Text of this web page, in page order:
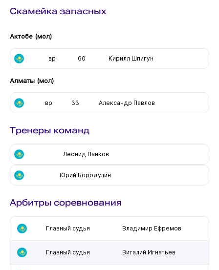
Скамейка запасных
Актобе (мол)
вр 60 Кирилл Шпигун
Алматы (мол)
вр 33 Александр Павлов
Тренеры команд
Леонид Панков
Юрий Бородулин
Арбитры соревнования
Главный судья Владимир Ефремов
Главный судья Виталий Игнатьев